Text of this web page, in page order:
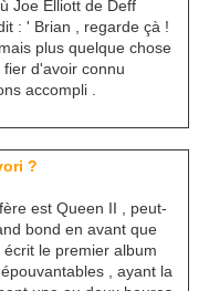
Joe Elliott de Deff
: ' Brian , regarde çà !
plus quelque chose
d'avoir connu
accompli .
?
est Queen II , peut-
bond en avant que
le premier album
, ayant la